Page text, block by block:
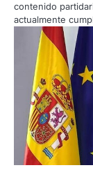
contenido
actualmente